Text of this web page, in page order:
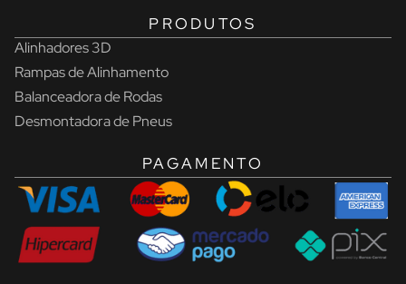
PRODUTOS
Alinhadores 3D
Rampas de Alinhamento
Balanceadora de Rodas
Desmontadora de Pneus
PAGAMENTO